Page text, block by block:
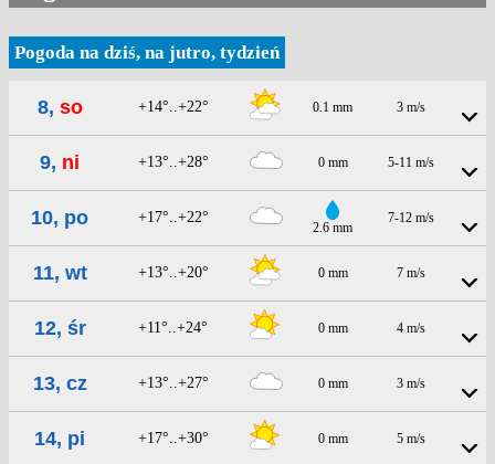
Pogoda na dziś, na jutro, tydzień
8, so +14°..+22° 0.1 mm 3 m/s
9, ni +13°..+28° 0 mm 5-11 m/s
10, po +17°..+22°
2.6 mm
7-12 m/s
11, wt +13°..+20° 0 mm 7 m/s
12, śr +11°..+24° 0 mm 4 m/s
13, cz +13°..+27° 0 mm 3 m/s
14, pi +17°..+30° 0 mm 5 m/s